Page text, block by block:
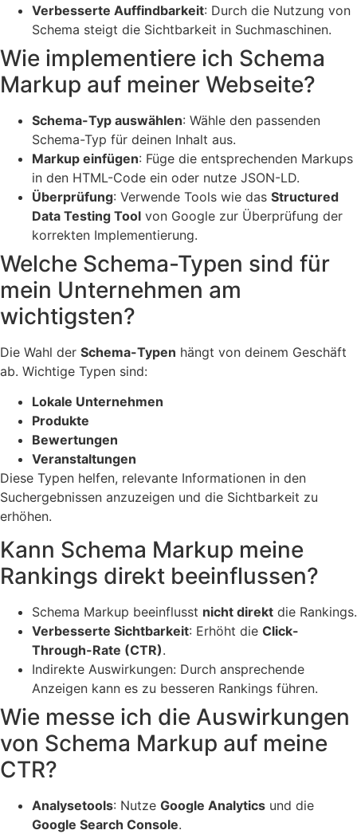
Verbesserte Auffindbarkeit: Durch die Nutzung von
Schema steigt die Sichtbarkeit in Suchmaschinen.
Wie implementiere ich Schema
Markup auf meiner Webseite?
Schema-Typ auswählen: Wähle den passenden
Schema-Typ für deinen Inhalt aus.
Markup einfügen: Füge die entsprechenden Markups
in den HTML-Code ein oder nutze JSON-LD.
Überprüfung: Verwende Tools wie das Structured
Data Testing Tool von Google zur Überprüfung der
korrekten Implementierung.
Welche Schema-Typen sind für
mein Unternehmen am
wichtigsten?
Die Wahl der Schema-Typen hängt von deinem Geschäft
ab. Wichtige Typen sind:
Lokale Unternehmen
Produkte
Bewertungen
Veranstaltungen
Diese Typen helfen, relevante Informationen in den
Suchergebnissen anzuzeigen und die Sichtbarkeit zu
erhöhen.
Kann Schema Markup meine
Rankings direkt beeinflussen?
Schema Markup beeinflusst nicht direkt die Rankings.
Verbesserte Sichtbarkeit: Erhöht die Click-
Through-Rate (CTR).
Indirekte Auswirkungen: Durch ansprechende
Anzeigen kann es zu besseren Rankings führen.
Wie messe ich die Auswirkungen
von Schema Markup auf meine
CTR?
Analysetools: Nutze Google Analytics und die
Google Search Console.